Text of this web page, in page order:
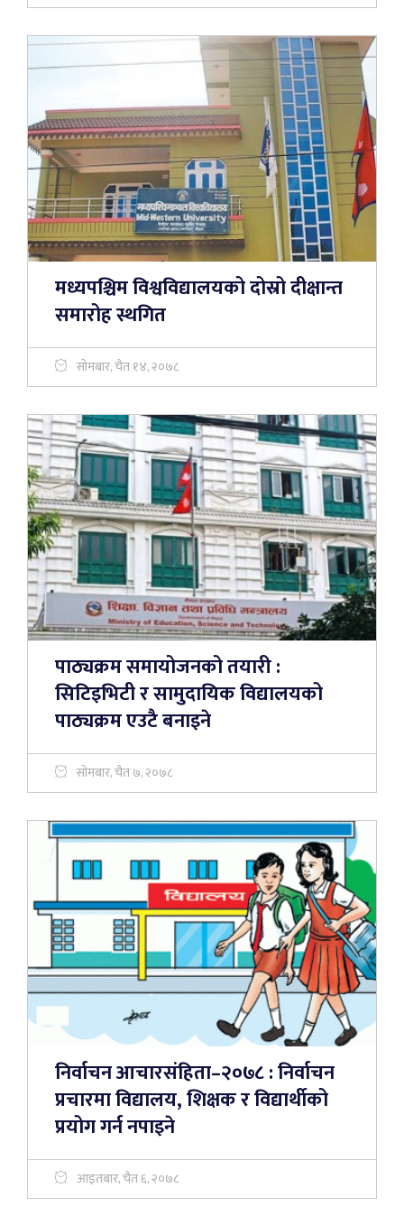
मध्यपश्चिम विश्वविद्यालयको दोस्रो दीक्षान्त
समारोह स्थगित
सोमबार, चैत १४, २०७८
पाठ्यक्रम समायोजनको तयारी :
सिटिइभिटी र सामुदायिक विद्यालयको
पाठ्यक्रम एउटै बनाइने
सोमबार, चैत ७, २०७८
निर्वाचन आचारसंहिता–२०७८ : निर्वाचन
प्रचारमा विद्यालय, शिक्षक र विद्यार्थीको
प्रयोग गर्न नपाइने
आइतबार, चैत ६, २०७८